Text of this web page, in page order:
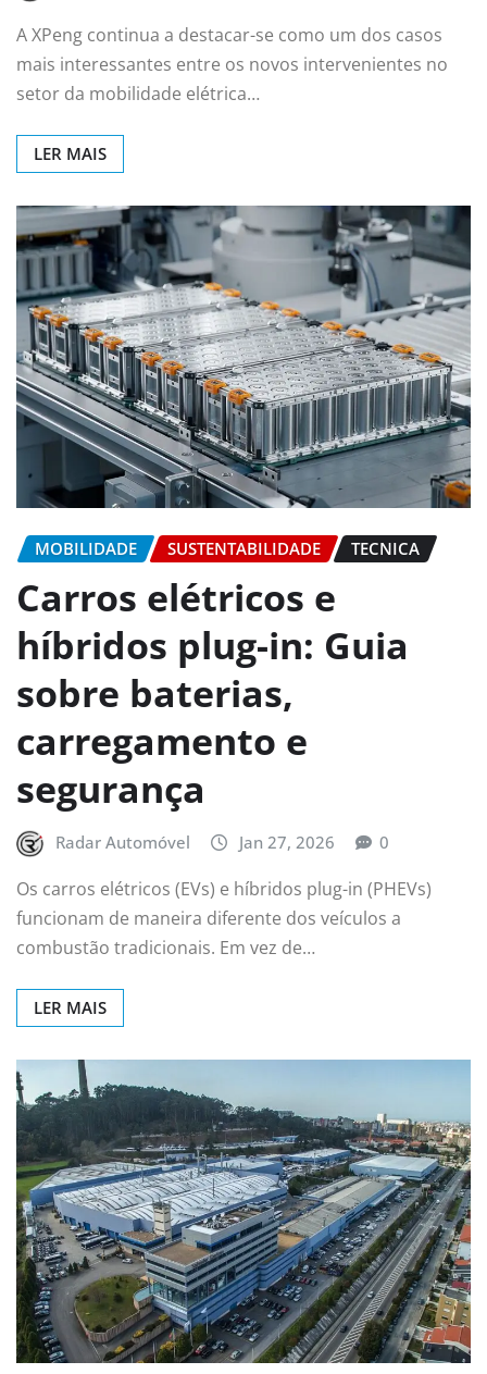
A XPeng continua a destacar-se como um dos casos
mais interessantes entre os novos intervenientes no
setor da mobilidade elétrica…
LER MAIS
MOBILIDADE SUSTENTABILIDADE TECNICA
Carros elétricos e
híbridos plug-in: Guia
sobre baterias,
carregamento e
segurança
Radar Automóvel Jan 27, 2026 0
Os carros elétricos (EVs) e híbridos plug-in (PHEVs)
funcionam de maneira diferente dos veículos a
combustão tradicionais. Em vez de…
LER MAIS